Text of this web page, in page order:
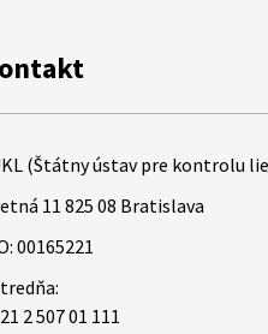
(Štátny ústav pre kontrolu
11 825 08 Bratislava
00165221
2 507 01 111